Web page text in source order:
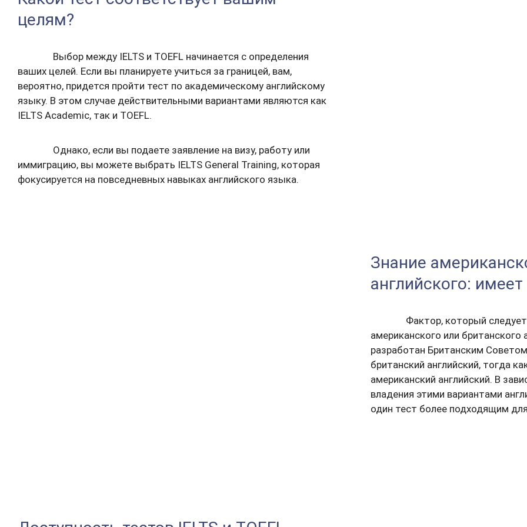
целям?
Выбор между IELTS и TOEFL начинается с определения
ваших целей. Если вы планируете учиться за границей, вам,
вероятно, придется пройти тест по академическому английскому
языку. В этом случае действительными вариантами являются как
IELTS Academic, так и TOEFL.
Однако, если вы подаете заявление на визу, работу или
иммиграцию, вы можете выбрать IELTS General Training, которая
фокусируется на повседневных навыках английского языка.
Знание
английского:
Фактор, который
американского или британского
разработан Британским
британский английский, тогда
американский английский. В
владения этими вариантами
один тест более подходящим